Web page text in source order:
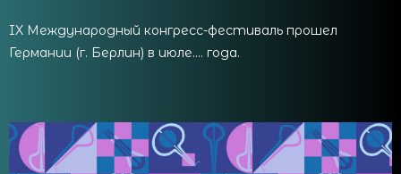
IX Международный конгресс-фестиваль прошел
Германии (г. Берлин) в июле…. года.